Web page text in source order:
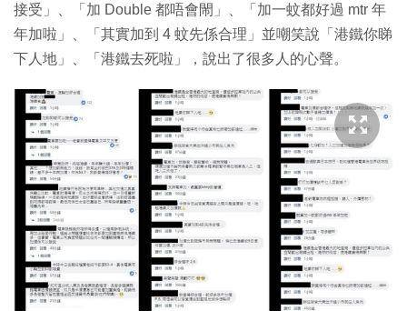
接受」、「加 Double 都唔會閙」、「加一蚊都好過 mtr 年
年加啦」、「其實加到 4 蚊先係合理」並嘲笑說「港鐵你睇
下人地」、「港鐵去死啦」，說出了很多人的心聲。